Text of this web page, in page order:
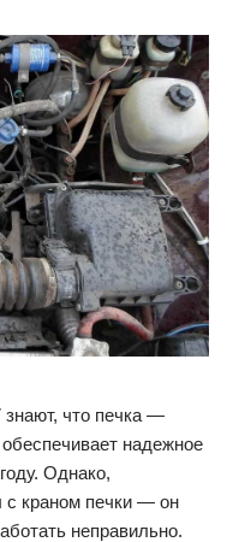
что печка —
надежное
Однако,
с краном печки — он
неправильно.